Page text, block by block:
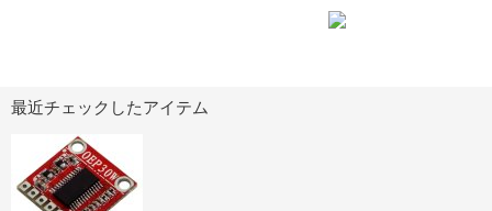
最近チェックしたアイテム